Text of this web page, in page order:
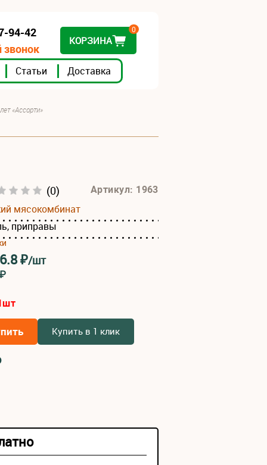
Статьи Доставка
94-42
КОРЗИНА
0
«Ассорти»
(0) Артикул: 1963
мясокомбинат
приправы
₽/шт
шт
Купить в 1 клик